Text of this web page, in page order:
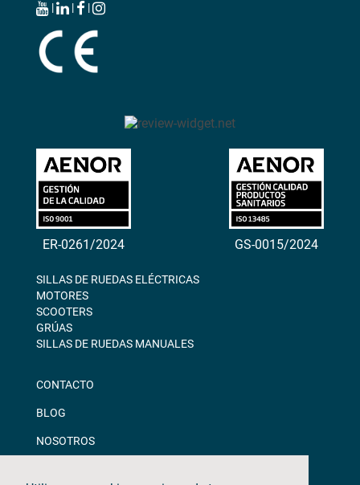
|
| |
ER-0261/2024 GS-0015/2024
SILLAS DE RUEDAS ELÉCTRICAS
MOTORES
SCOOTERS
GRÚAS
SILLAS DE RUEDAS MANUALES
CONTACTO
BLOG
NOSOTROS